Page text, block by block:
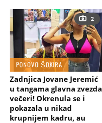
2
PONOVO ŠOKIRA
Zadnjica Jovane Jeremić
u tangama glavna zvezda
večeri! Okrenula se i
pokazala u nikad
krupnijem kadru, au